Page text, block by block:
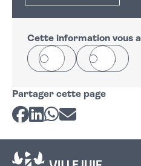
Cette information vous
Oui Non
Partager cette page
Partager sur Facebook
Partager sur LinkedIn
Partager sur
Partager par